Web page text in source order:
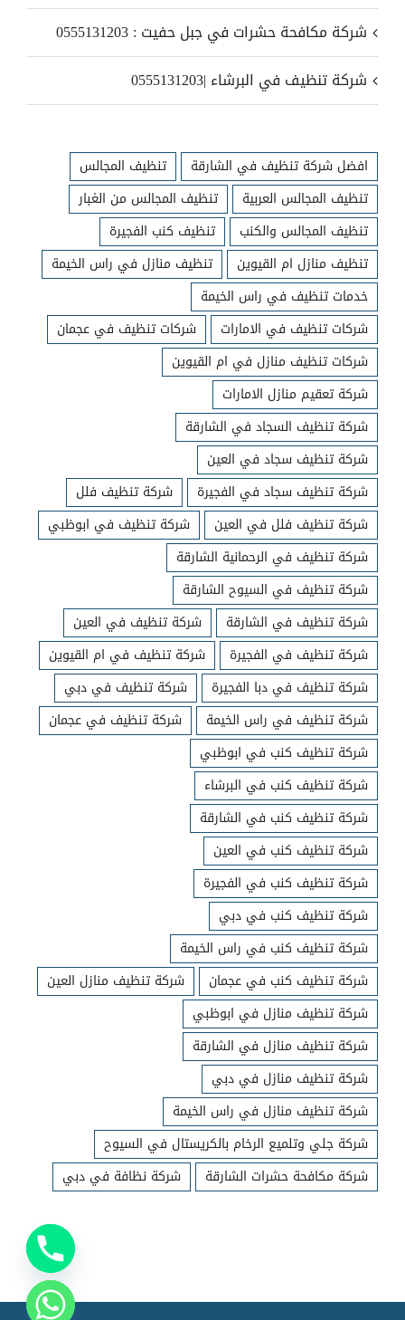
شركة مكافحة حشرات في جبل حفيت : 0555131203
شركة تنظيف في البرشاء |0555131203
افضل شركة تنظيف في الشارقة
تنظيف المجالس
تنظيف المجالس العربية
تنظيف المجالس من الغبار
تنظيف المجالس والكنب
تنظيف كنب الفجيرة
تنظيف منازل ام القيوين
تنظيف منازل في راس الخيمة
خدمات تنظيف في راس الخيمة
شركات تنظيف في الامارات
شركات تنظيف في عجمان
شركات تنظيف منازل في ام القيوين
شركة تعقيم منازل الامارات
شركة تنظيف السجاد في الشارقة
شركة تنظيف سجاد في العين
شركة تنظيف سجاد في الفجيرة
شركة تنظيف فلل
شركة تنظيف فلل في العين
شركة تنظيف في ابوظبي
شركة تنظيف في الرحمانية الشارقة
شركة تنظيف في السيوح الشارقة
شركة تنظيف في الشارقة
شركة تنظيف في العين
شركة تنظيف في الفجيرة
شركة تنظيف في ام القيوين
شركة تنظيف في دبا الفجيرة
شركة تنظيف في دبي
شركة تنظيف في راس الخيمة
شركة تنظيف في عجمان
شركة تنظيف كنب في ابوظبي
شركة تنظيف كنب في البرشاء
شركة تنظيف كنب في الشارقة
شركة تنظيف كنب في العين
شركة تنظيف كنب في الفجيرة
شركة تنظيف كنب في دبي
شركة تنظيف كنب في راس الخيمة
شركة تنظيف كنب في عجمان
شركة تنظيف منازل العين
شركة تنظيف منازل في ابوظبي
شركة تنظيف منازل في الشارقة
شركة تنظيف منازل في دبي
شركة تنظيف منازل في راس الخيمة
شركة جلي وتلميع الرخام بالكريستال في السيوح
شركة مكافحة حشرات الشارقة
شركة نظافة في دبي